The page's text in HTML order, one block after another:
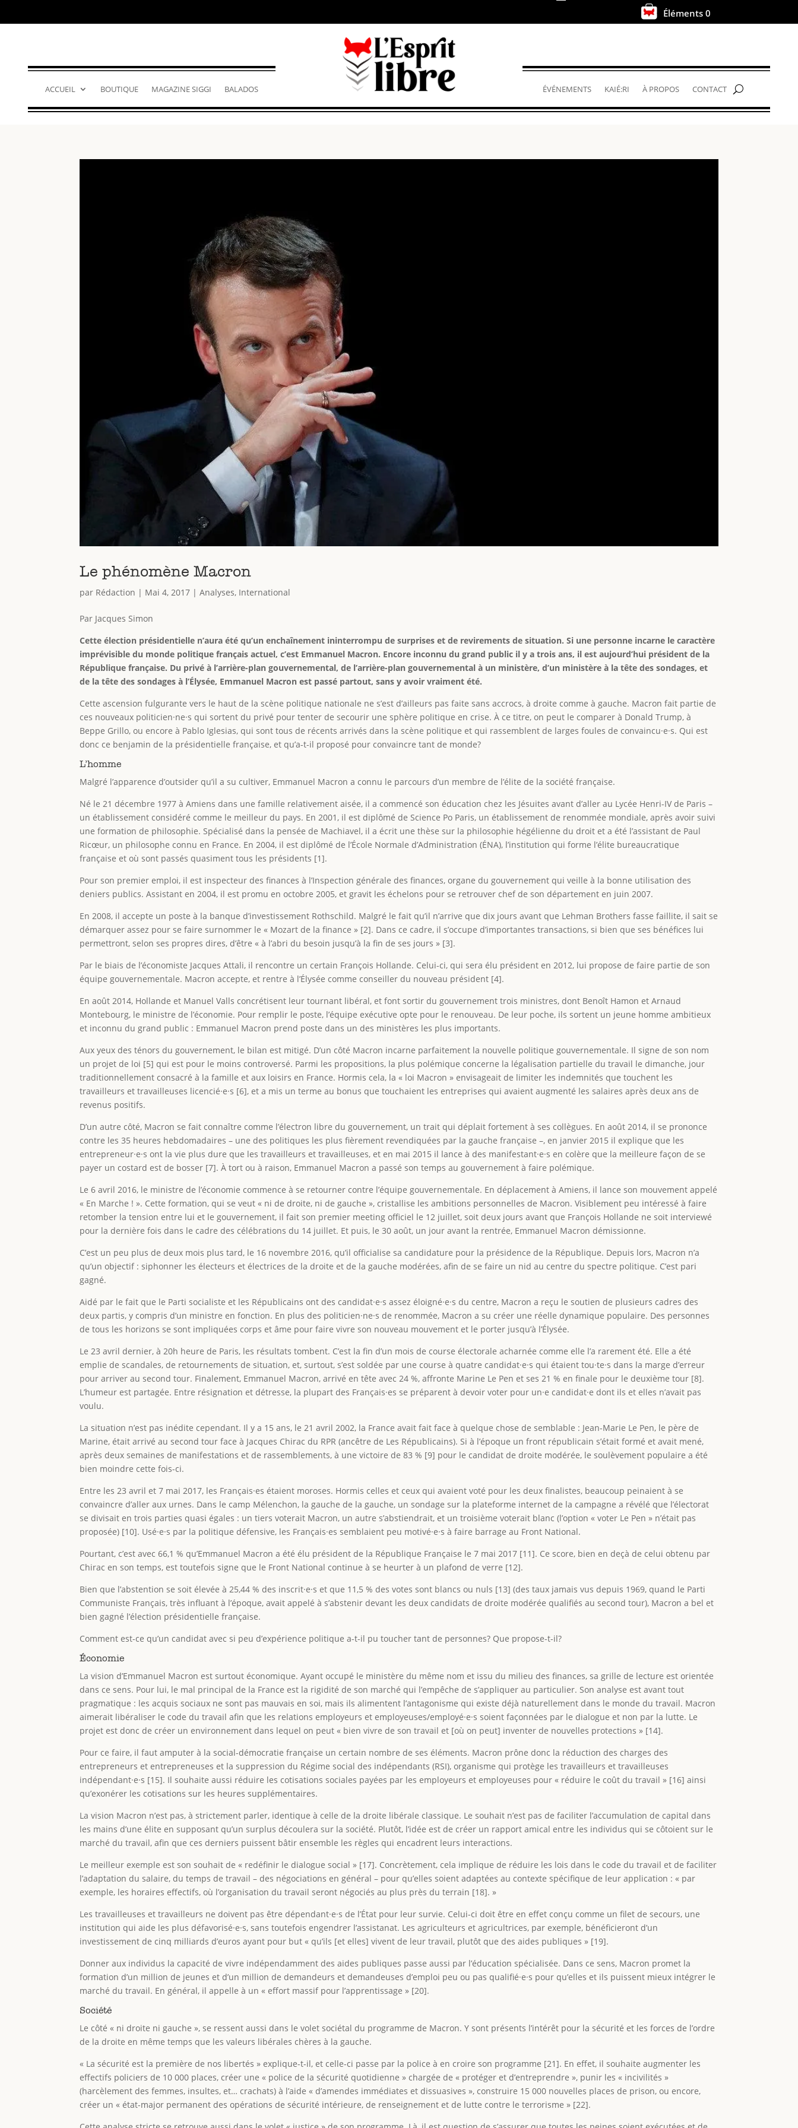
. Éléments 0
ACCUEIL BOUTIQUE MAGAZINE SIGGI BALADOS ÉVÉNEMENTS KAIÉ:RI À PROPOS CONTACT
Le phénomène Macron
par Rédaction | Mai 4, 2017 |Analyses, International
Par Jacques Simon
Cette élection présidentielle n’aura été qu’un enchaînement ininterrompu de surprises et de revirements de situation. Si une personne incarne le caractère
imprévisible du monde politique français actuel, c’est Emmanuel Macron. Encore inconnu du grand public il y a trois ans, il est aujourd’hui président de la
République française. Du privé à l’arrière-plan gouvernemental, de l’arrière-plan gouvernemental à un ministère, d’un ministère à la tête des sondages, et
de la tête des sondages à l’Élysée, Emmanuel Macron est passé partout, sans y avoir vraiment été.
Cette ascension fulgurante vers le haut de la scène politique nationale ne s’est d’ailleurs pas faite sans accrocs, à droite comme à gauche. Macron fait partie de
ces nouveaux politicien·ne·s qui sortent du privé pour tenter de secourir une sphère politique en crise. À ce titre, on peut le comparer à Donald Trump, à
Beppe Grillo, ou encore à Pablo Iglesias, qui sont tous de récents arrivés dans la scène politique et qui rassemblent de larges foules de convaincu·e·s. Qui est
donc ce benjamin de la présidentielle française, et qu’a-t-il proposé pour convaincre tant de monde?
L’homme
Malgré l’apparence d’outsider qu’il a su cultiver, Emmanuel Macron a connu le parcours d’un membre de l’élite de la société française.
Né le 21 décembre 1977 à Amiens dans une famille relativement aisée, il a commencé son éducation chez les Jésuites avant d’aller au Lycée Henri-IV de Paris –
un établissement considéré comme le meilleur du pays. En 2001, il est diplômé de Science Po Paris, un établissement de renommée mondiale, après avoir suivi
une formation de philosophie. Spécialisé dans la pensée de Machiavel, il a écrit une thèse sur la philosophie hégélienne du droit et a été l’assistant de Paul
Ricœur, un philosophe connu en France. En 2004, il est diplômé de l’École Normale d’Administration (ÉNA), l’institution qui forme l’élite bureaucratique
française et où sont passés quasiment tous les présidents [1].
Pour son premier emploi, il est inspecteur des finances à l’Inspection générale des finances, organe du gouvernement qui veille à la bonne utilisation des
deniers publics. Assistant en 2004, il est promu en octobre 2005, et gravit les échelons pour se retrouver chef de son département en juin 2007.
En 2008, il accepte un poste à la banque d’investissement Rothschild. Malgré le fait qu’il n’arrive que dix jours avant que Lehman Brothers fasse faillite, il sait se
démarquer assez pour se faire surnommer le « Mozart de la finance » [2]. Dans ce cadre, il s’occupe d’importantes transactions, si bien que ses bénéfices lui
permettront, selon ses propres dires, d’être « à l’abri du besoin jusqu’à la fin de ses jours » [3].
Par le biais de l’économiste Jacques Attali, il rencontre un certain François Hollande. Celui-ci, qui sera élu président en 2012, lui propose de faire partie de son
équipe gouvernementale. Macron accepte, et rentre à l’Élysée comme conseiller du nouveau président [4].
En août 2014, Hollande et Manuel Valls concrétisent leur tournant libéral, et font sortir du gouvernement trois ministres, dont Benoît Hamon et Arnaud
Montebourg, le ministre de l’économie. Pour remplir le poste, l’équipe exécutive opte pour le renouveau. De leur poche, ils sortent un jeune homme ambitieux
et inconnu du grand public : Emmanuel Macron prend poste dans un des ministères les plus importants.
Aux yeux des ténors du gouvernement, le bilan est mitigé. D’un côté Macron incarne parfaitement la nouvelle politique gouvernementale. Il signe de son nom
un projet de loi [5] qui est pour le moins controversé. Parmi les propositions, la plus polémique concerne la légalisation partielle du travail le dimanche, jour
traditionnellement consacré à la famille et aux loisirs en France. Hormis cela, la « loi Macron » envisageait de limiter les indemnités que touchent les
travailleurs et travailleuses licencié·e·s [6], et a mis un terme au bonus que touchaient les entreprises qui avaient augmenté les salaires après deux ans de
revenus positifs.
D’un autre côté, Macron se fait connaître comme l’électron libre du gouvernement, un trait qui déplait fortement à ses collègues. En août 2014, il se prononce
contre les 35 heures hebdomadaires – une des politiques les plus fièrement revendiquées par la gauche française –, en janvier 2015 il explique que les
entrepreneur·e·s ont la vie plus dure que les travailleurs et travailleuses, et en mai 2015 il lance à des manifestant·e·s en colère que la meilleure façon de se
payer un costard est de bosser [7]. À tort ou à raison, Emmanuel Macron a passé son temps au gouvernement à faire polémique.
Le 6 avril 2016, le ministre de l’économie commence à se retourner contre l’équipe gouvernementale. En déplacement à Amiens, il lance son mouvement appelé
« En Marche ! ». Cette formation, qui se veut « ni de droite, ni de gauche », cristallise les ambitions personnelles de Macron. Visiblement peu intéressé à faire
retomber la tension entre lui et le gouvernement, il fait son premier meeting officiel le 12 juillet, soit deux jours avant que François Hollande ne soit interviewé
pour la dernière fois dans le cadre des célébrations du 14 juillet. Et puis, le 30 août, un jour avant la rentrée, Emmanuel Macron démissionne.
C’est un peu plus de deux mois plus tard, le 16 novembre 2016, qu’il officialise sa candidature pour la présidence de la République. Depuis lors, Macron n’a
qu’un objectif : siphonner les électeurs et électrices de la droite et de la gauche modérées, afin de se faire un nid au centre du spectre politique. C’est pari
gagné.
Aidé par le fait que le Parti socialiste et les Républicains ont des candidat·e·s assez éloigné·e·s du centre, Macron a reçu le soutien de plusieurs cadres des
deux partis, y compris d’un ministre en fonction. En plus des politicien·ne·s de renommée, Macron a su créer une réelle dynamique populaire. Des personnes
de tous les horizons se sont impliquées corps et âme pour faire vivre son nouveau mouvement et le porter jusqu’à l’Élysée.
Le 23 avril dernier, à 20h heure de Paris, les résultats tombent. C’est la fin d’un mois de course électorale acharnée comme elle l’a rarement été. Elle a été
emplie de scandales, de retournements de situation, et, surtout, s’est soldée par une course à quatre candidat·e·s qui étaient tou·te·s dans la marge d’erreur
pour arriver au second tour. Finalement, Emmanuel Macron, arrivé en tête avec 24 %, affronte Marine Le Pen et ses 21 % en finale pour le deuxième tour [8].
L’humeur est partagée. Entre résignation et détresse, la plupart des Français·es se préparent à devoir voter pour un·e candidat·e dont ils et elles n’avait pas
voulu.
La situation n’est pas inédite cependant. Il y a 15 ans, le 21 avril 2002, la France avait fait face à quelque chose de semblable : Jean-Marie Le Pen, le père de
Marine, était arrivé au second tour face à Jacques Chirac du RPR (ancêtre de Les Républicains). Si à l’époque un front républicain s’était formé et avait mené,
après deux semaines de manifestations et de rassemblements, à une victoire de 83 % [9] pour le candidat de droite modérée, le soulèvement populaire a été
bien moindre cette fois-ci.
Entre les 23 avril et 7 mai 2017, les Français·es étaient moroses. Hormis celles et ceux qui avaient voté pour les deux finalistes, beaucoup peinaient à se
convaincre d’aller aux urnes. Dans le camp Mélenchon, la gauche de la gauche, un sondage sur la plateforme internet de la campagne a révélé que l’électorat
se divisait en trois parties quasi égales : un tiers voterait Macron, un autre s’abstiendrait, et un troisième voterait blanc (l’option « voter Le Pen » n’était pas
proposée) [10]. Usé·e·s par la politique défensive, les Français·es semblaient peu motivé·e·s à faire barrage au Front National.
Pourtant, c’est avec 66,1 % qu’Emmanuel Macron a été élu président de la République Française le 7 mai 2017 [11]. Ce score, bien en deçà de celui obtenu par
Chirac en son temps, est toutefois signe que le Front National continue à se heurter à un plafond de verre [12].
Bien que l’abstention se soit élevée à 25,44 % des inscrit·e·s et que 11,5 % des votes sont blancs ou nuls [13] (des taux jamais vus depuis 1969, quand le Parti
Communiste Français, très influant à l’époque, avait appelé à s’abstenir devant les deux candidats de droite modérée qualifiés au second tour), Macron a bel et
bien gagné l’élection présidentielle française.
Comment est-ce qu’un candidat avec si peu d’expérience politique a-t-il pu toucher tant de personnes? Que propose-t-il?
Économie
La vision d’Emmanuel Macron est surtout économique. Ayant occupé le ministère du même nom et issu du milieu des finances, sa grille de lecture est orientée
dans ce sens. Pour lui, le mal principal de la France est la rigidité de son marché qui l’empêche de s’appliquer au particulier. Son analyse est avant tout
pragmatique : les acquis sociaux ne sont pas mauvais en soi, mais ils alimentent l’antagonisme qui existe déjà naturellement dans le monde du travail. Macron
aimerait libéraliser le code du travail afin que les relations employeurs et employeuses/employé·e·s soient façonnées par le dialogue et non par la lutte. Le
projet est donc de créer un environnement dans lequel on peut « bien vivre de son travail et [où on peut] inventer de nouvelles protections » [14].
Pour ce faire, il faut amputer à la social-démocratie française un certain nombre de ses éléments. Macron prône donc la réduction des charges des
entrepreneurs et entrepreneuses et la suppression du Régime social des indépendants (RSI), organisme qui protège les travailleurs et travailleuses
indépendant·e·s [15]. Il souhaite aussi réduire les cotisations sociales payées par les employeurs et employeuses pour « réduire le coût du travail » [16] ainsi
qu’exonérer les cotisations sur les heures supplémentaires.
La vision Macron n’est pas, à strictement parler, identique à celle de la droite libérale classique. Le souhait n’est pas de faciliter l’accumulation de capital dans
les mains d’une élite en supposant qu’un surplus découlera sur la société. Plutôt, l’idée est de créer un rapport amical entre les individus qui se côtoient sur le
marché du travail, afin que ces derniers puissent bâtir ensemble les règles qui encadrent leurs interactions.
Le meilleur exemple est son souhait de « redéfinir le dialogue social » [17]. Concrètement, cela implique de réduire les lois dans le code du travail et de faciliter
l’adaptation du salaire, du temps de travail – des négociations en général – pour qu’elles soient adaptées au contexte spécifique de leur application : « par
exemple, les horaires effectifs, où l’organisation du travail seront négociés au plus près du terrain [18]. »
Les travailleuses et travailleurs ne doivent pas être dépendant·e·s de l’État pour leur survie. Celui-ci doit être en effet conçu comme un filet de secours, une
institution qui aide les plus défavorisé·e·s, sans toutefois engendrer l’assistanat. Les agriculteurs et agricultrices, par exemple, bénéficieront d’un
investissement de cinq milliards d’euros ayant pour but « qu’ils [et elles] vivent de leur travail, plutôt que des aides publiques » [19].
Donner aux individus la capacité de vivre indépendamment des aides publiques passe aussi par l’éducation spécialisée. Dans ce sens, Macron promet la
formation d’un million de jeunes et d’un million de demandeurs et demandeuses d’emploi peu ou pas qualifié·e·s pour qu’elles et ils puissent mieux intégrer le
marché du travail. En général, il appelle à un « effort massif pour l’apprentissage » [20].
Société
Le côté « ni droite ni gauche », se ressent aussi dans le volet sociétal du programme de Macron. Y sont présents l’intérêt pour la sécurité et les forces de l’ordre
de la droite en même temps que les valeurs libérales chères à la gauche.
« La sécurité est la première de nos libertés » explique-t-il, et celle-ci passe par la police à en croire son programme [21]. En effet, il souhaite augmenter les
effectifs policiers de 10 000 places, créer une « police de la sécurité quotidienne » chargée de « protéger et d’entreprendre », punir les « incivilités »
(harcèlement des femmes, insultes, et… crachats) à l’aide « d’amendes immédiates et dissuasives », construire 15 000 nouvelles places de prison, ou encore,
créer un « état-major permanent des opérations de sécurité intérieure, de renseignement et de lutte contre le terrorisme » [22].